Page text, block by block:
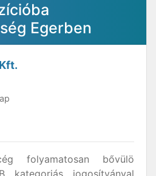
Egerben
folyamatosan bővülö
kategoriás jogosítványal